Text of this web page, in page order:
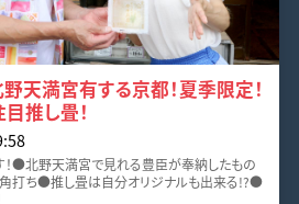
天満宮有する京都！夏季限定！
推し畳！
●北野天満宮で見れる豊臣が奉納したもの
打ち●推し畳は自分オリジナルも出来る!?●